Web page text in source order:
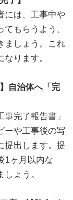
には、工事中や
もらうよう、
ましょう。これ
ります。
自治体へ「完
完了報告書」
ーや工事後の写
提出します。提
1ヶ月以内な
ょう。